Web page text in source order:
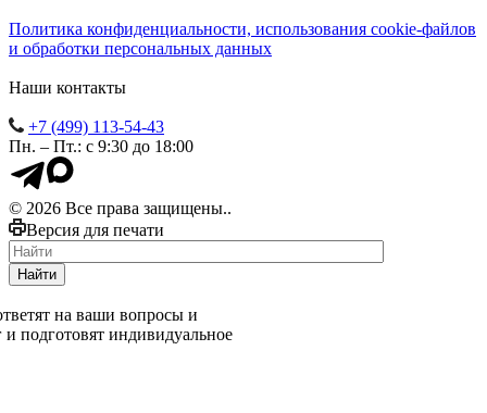
Политика конфиденциальности, использования сookie-файлов
и обработки персональных данных
Наши контакты
+7 (499) 113-54-43
Пн. – Пт.: с 9:30 до 18:00
© 2026 Все права защищены..
Версия для печати
Найти
на ваши вопросы и
и подготовят индивидуальное